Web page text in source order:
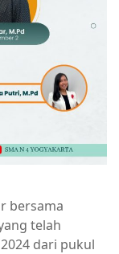
bersama
telah
dari pukul